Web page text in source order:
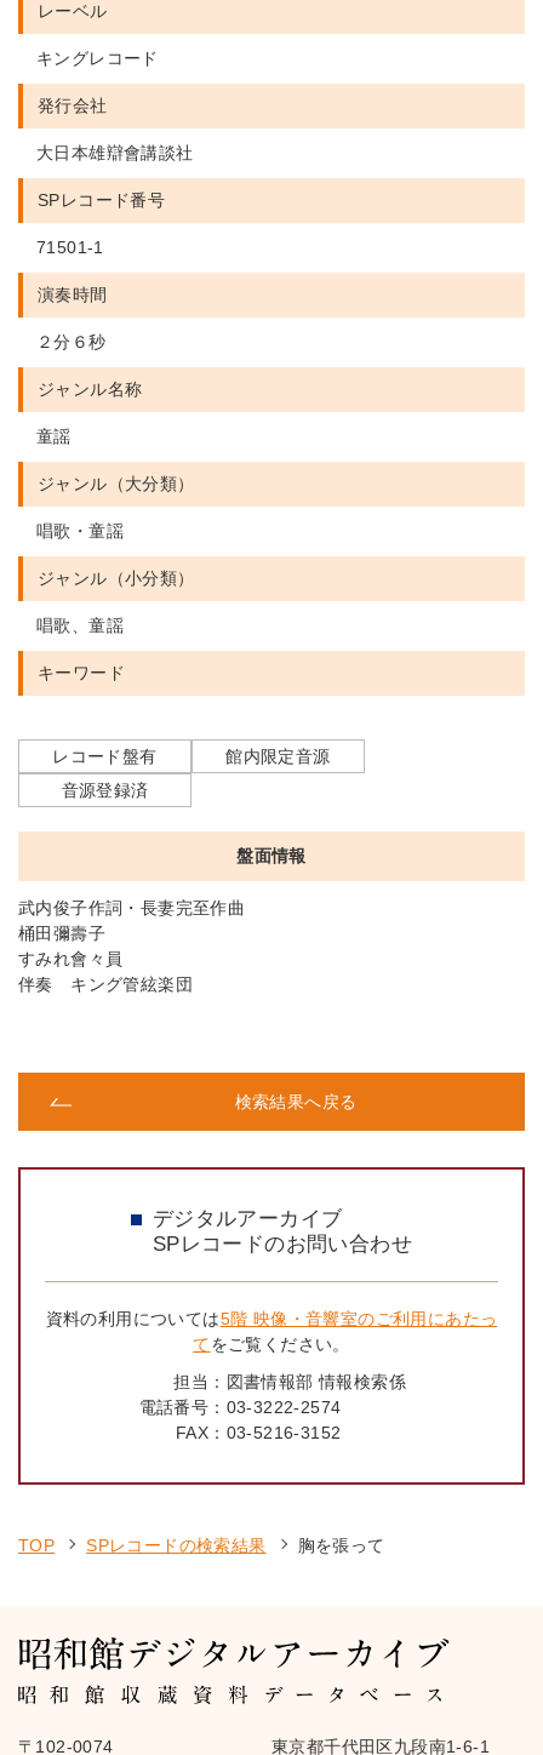
盤面情報
武内俊子作詞・長妻完至作曲
桶田彌壽子
すみれ會々員
伴奏 キング管絃楽団
レーベル
キングレコード
発行会社
大日本雄辯會講談社
SPレコード番号
71501-1
演奏時間
２分６秒
ジャンル名称
童謡
ジャンル（大分類）
唱歌・童謡
ジャンル（小分類）
唱歌、童謡
キーワード
レコード盤有
館内限定音源
音源登録済
検索結果へ戻る
デジタルアーカイブ
SPレコードのお問い合わせ
資料の利用については5階 映像・音響室のご利用にあたっ
てをご覧ください。
担当： 図書情報部 情報検索係
電話番号： 03-3222-2574
FAX： 03-5216-3152
TOP SPレコードの検索結果 胸を張って
〒102-0074 東京都千代田区九段南1-6-1